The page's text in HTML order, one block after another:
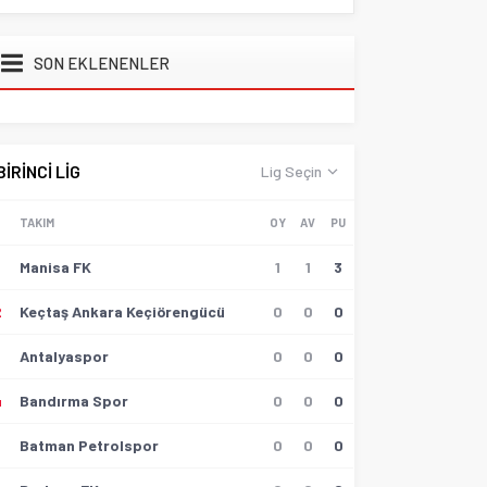
SON EKLENENLER
Lig Seçin
LİG
TAKIM OY AV PU
Manisa FK 1 1 3
Keçtaş Ankara Keçiörengücü 0 0 0
Antalyaspor 0 0 0
Bandırma Spor 0 0 0
Batman Petrolspor 0 0 0